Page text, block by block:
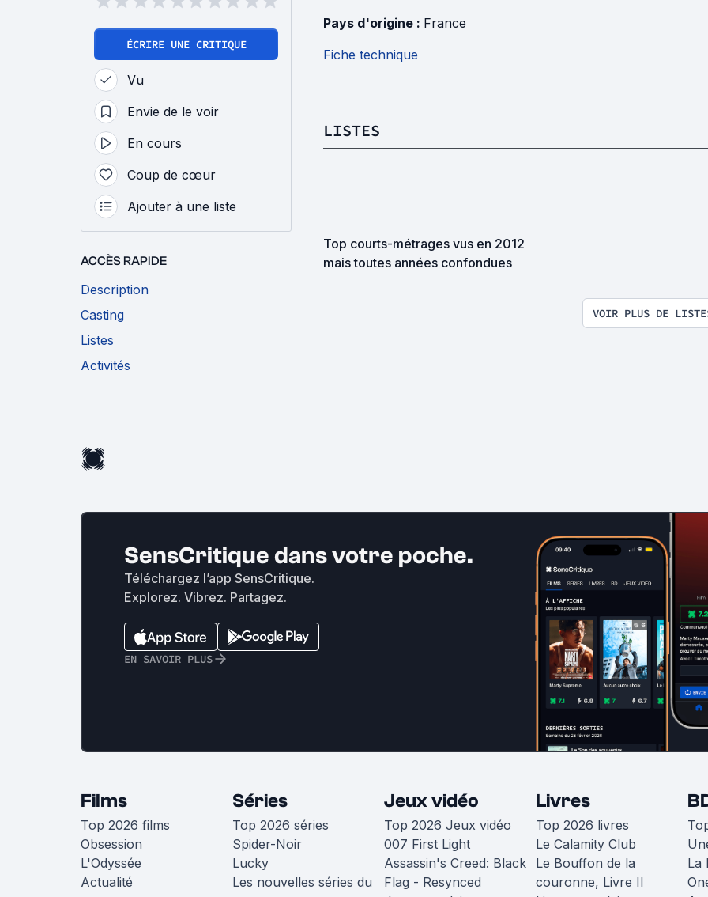
ÉCRIRE UNE CRITIQUE
Vu
Envie de le voir
En cours
Coup de cœur
Ajouter à une liste
ACCÈS RAPIDE
Description
Casting
Listes
Activités
Pays d'origine : France
Fiche technique
LISTES
Top courts-métrages vus en 2012
mais toutes années confondues
VOIR PLUS DE
SensCritique dans votre poche.
Téléchargez l’app SensCritique.
Explorez. Vibrez. Partagez.
EN SAVOIR PLUS
Films
Top 2026 films
Obsession
L'Odyssée
Actualité
Séries
Top 2026 séries
Spider-Noir
Lucky
Les nouvelles séries du
Jeux vidéo
Top 2026 Jeux vidéo
007 First Light
Assassin's Creed: Black
Flag - Resynced
Livres
Top 2026 livres
Le Calamity Club
Le Bouffon de la
couronne, Livre II
La